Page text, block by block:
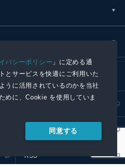
バシーポリシー 」に定める通
とサービスを快適にご利用いた
うに活用されているのかを当社
めに、Cookie を使用していま
同意する
プレスリリース取扱基準
RSS